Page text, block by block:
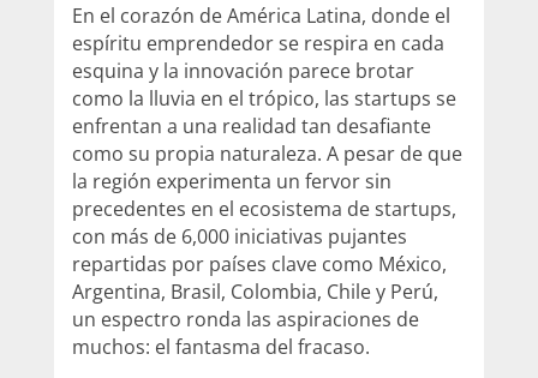
En el corazón de América Latina, donde el
espíritu emprendedor se respira en cada
esquina y la innovación parece brotar
como la lluvia en el trópico, las startups se
enfrentan a una realidad tan desafiante
como su propia naturaleza. A pesar de que
la región experimenta un fervor sin
precedentes en el ecosistema de startups,
con más de 6,000 iniciativas pujantes
repartidas por países clave como México,
Argentina, Brasil, Colombia, Chile y Perú,
un espectro ronda las aspiraciones de
muchos: el fantasma del fracaso.